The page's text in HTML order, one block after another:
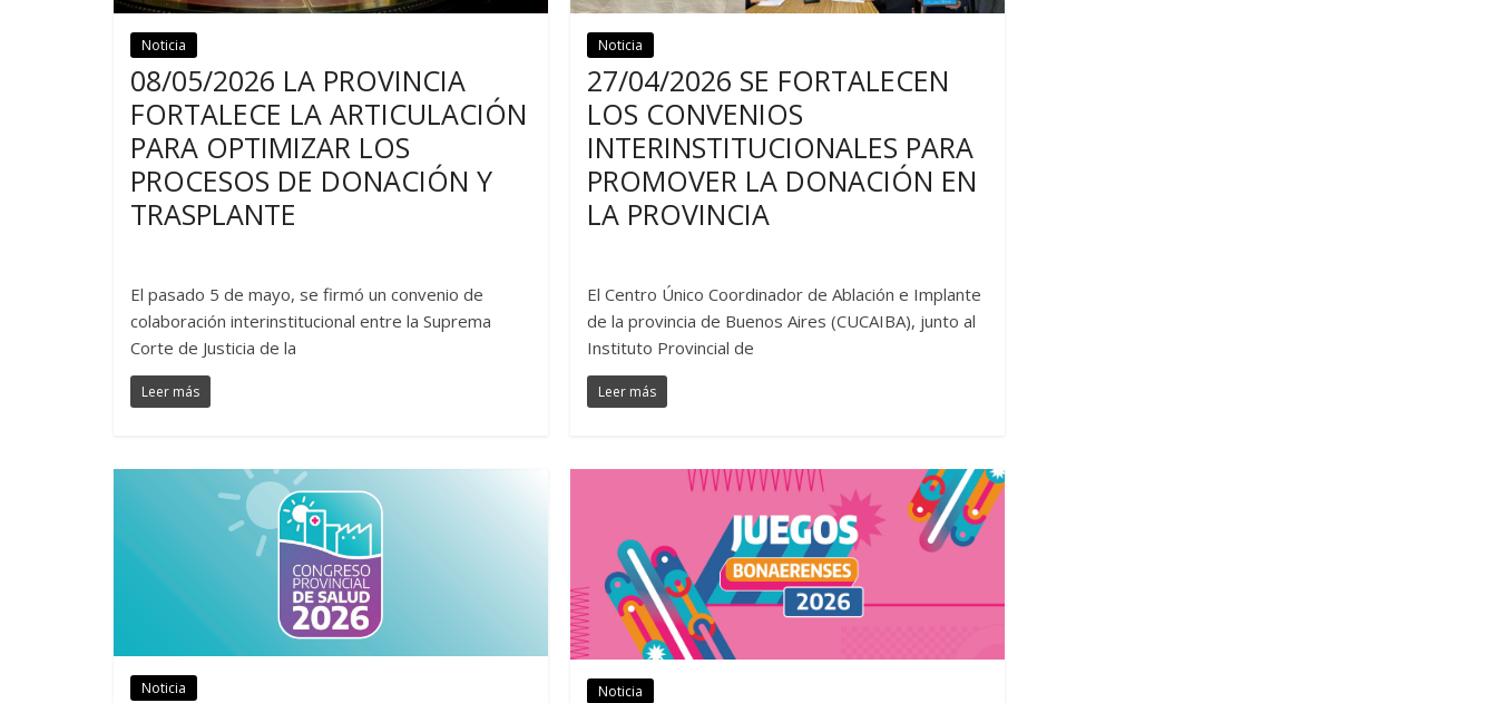
Noticia
08/05/2026 LA PROVINCIA
FORTALECE LA ARTICULACIÓN
PARA OPTIMIZAR LOS
PROCESOS DE DONACIÓN Y
TRASPLANTE
El pasado 5 de mayo, se firmó un convenio de
colaboración interinstitucional entre la Suprema
Corte de Justicia de la
Leer más
Noticia
27/04/2026 SE FORTALECEN
LOS CONVENIOS
INTERINSTITUCIONALES PARA
PROMOVER LA DONACIÓN EN
LA PROVINCIA
El Centro Único Coordinador de Ablación e Implante
de la provincia de Buenos Aires (CUCAIBA), junto al
Instituto Provincial de
Leer más
Noticia Noticia